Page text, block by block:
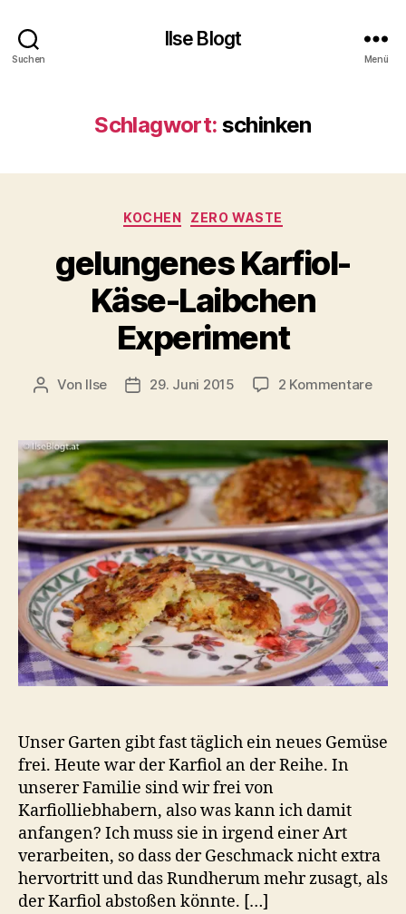
Suchen
Ilse Blogt
Menü
Schlagwort: schinken
Kategorien
KOCHEN ZERO WASTE
gelungenes Karfiol-
Käse-Laibchen
Experiment
Beitragsautor
Von Ilse Beitragsdatum
29. Juni 2015 2 Kommentarezu
Unser Garten gibt fast täglich ein neues Gemüse
frei. Heute war der Karfiol an der Reihe. In
unserer Familie sind wir frei von
Karfiolliebhabern, also was kann ich damit
anfangen? Ich muss sie in irgend einer Art
verarbeiten, so dass der Geschmack nicht extra
hervortritt und das Rundherum mehr zusagt, als
der Karfiol abstoßen könnte. […]